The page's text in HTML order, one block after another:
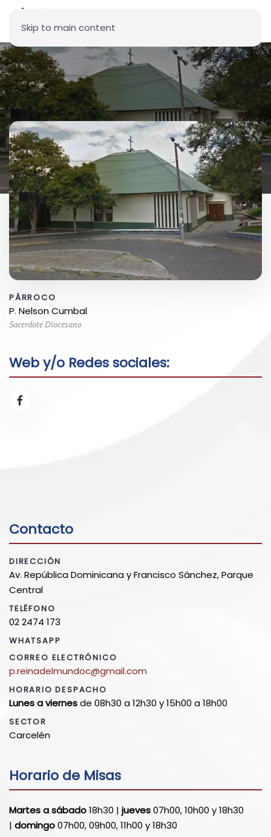
Skip to main content
Parroquia Nuestra Señora
Reina del Mundo de Carcelén
PÁRROCO
P. Nelson Cumbal
Sacerdote Diocesano
Web y/o Redes sociales:
Contacto
DIRECCIÓN
Av. República Dominicana y Francisco Sánchez, Parque
Central
TELÉFONO
02 2474 173
WHATSAPP
CORREO ELECTRÓNICO
p.reinadelmundoc@gmail.com
HORARIO DESPACHO
Lunes a viernesde 08h30 a 12h30 y 15h00 a 18h00
SECTOR
Carcelén
Horario de Misas
Martes a sábado18h30 | jueves07h00, 10h00 y 18h30
| domingo07h00, 09h00, 11h00 y 18h30